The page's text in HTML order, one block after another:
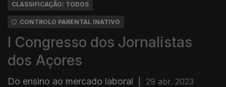
CLASSIFICAÇÃO: TODOS
CONTROLO PARENTAL INATIVO
I Congresso dos Jornalistas
dos Açores
Do ensino ao mercado laboral 29 abr. 2023